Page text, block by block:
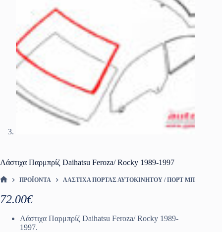
Λάστιχα Παρμπρίζ Daihatsu Feroza/ Rocky 1989-1997
ΠΡΟΪΌΝΤΑ ΛΆΣΤΙΧΑ ΠΌΡΤΑΣ ΑΥΤΟΚΙΝΉΤΟΥ / ΠΟΡΤ ΜΠΑΓΚΑΖ
72.00€
Λάστιχα Παρμπρίζ Daihatsu Feroza/ Rocky 1989-
1997.